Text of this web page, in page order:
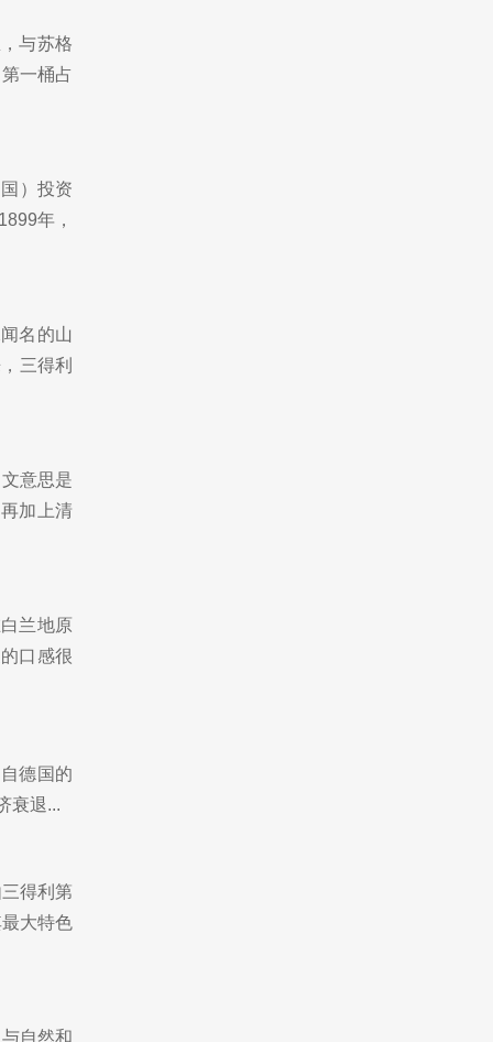
与苏格
一桶占
）投资
年，
名的山
三得利
意思是
加上清
兰地原
口感很
德国的
衰退...
得利第
大特色
自然和